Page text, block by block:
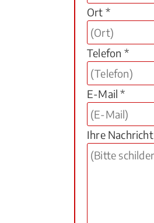
Ort *
Telefon *
E-Mail *
Ihre Nachricht